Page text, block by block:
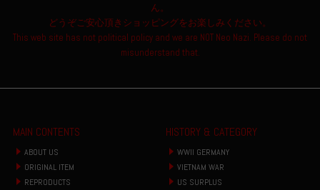
ん。
どうぞご安心頂きショッピングをお楽しみください。
This web site has not political policy and we are NOT Neo Nazi. Please do not
misunderstand that.
MAIN CONTENTS
ABOUT US
ORIGINAL ITEM
REPRODUCTS
HISTORY & CATEGORY
WWII GERMANY
VIETNAM WAR
US SURPLUS